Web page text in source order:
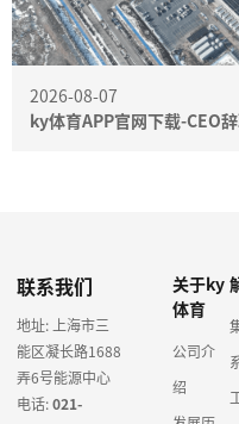
2026-08-07
ky体育APP官网下载-CEO
联系我们
地址: 上海市三
能区凝长路1688
弄6号能源中心
电话:021-
关于ky
体育
公司介
绍